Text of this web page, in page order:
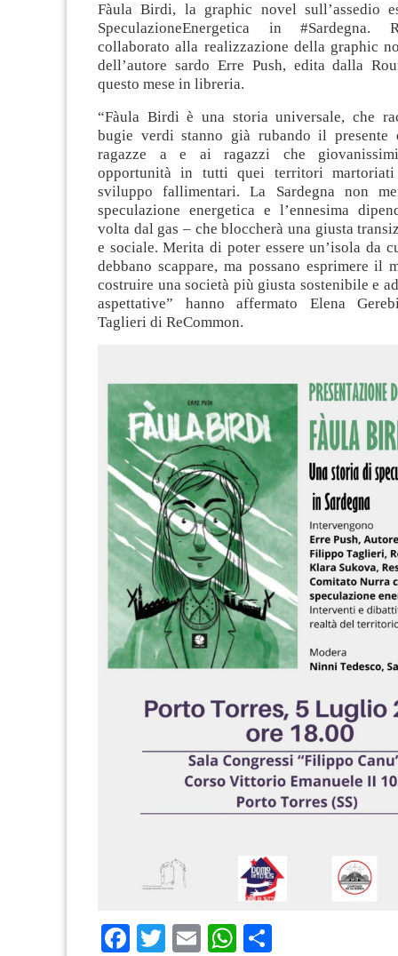
Fàula Birdi, la graphic novel sull’assedio
SpeculazioneEnergetica in #Sardegna.
collaborato alla realizzazione della graphic
dell’autore sardo Erre Push, edita dalla
questo mese in libreria.
“Fàula Birdi è una storia universale, che
bugie verdi stanno già rubando il
ragazze a e ai ragazzi che
opportunità in tutti quei territori
sviluppo fallimentari. La Sardegna non
speculazione energetica e l’ennesima
volta dal gas – che bloccherà una giusta
e sociale. Merita di poter essere un’isola da
debbano scappare, ma possano esprimere il
costruire una società più giusta sostenibile e
aspettative” hanno affermato Elena
Taglieri di ReCommon.
Facebook
TwitterEmailWhatsApp